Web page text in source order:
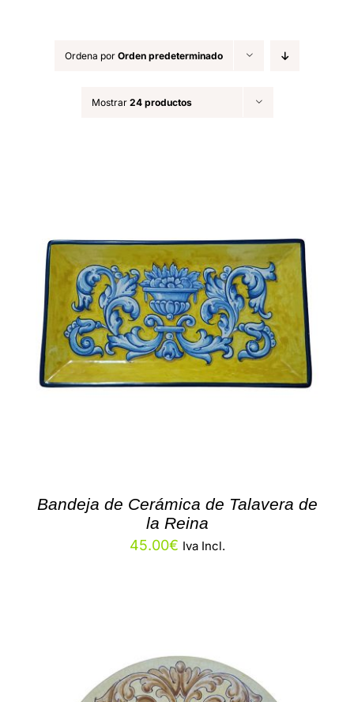
Ordena por Orden predeterminado
Mostrar 24 productos
Bandeja de Cerámica de Talavera de
la Reina
45.00€ Iva Incl.